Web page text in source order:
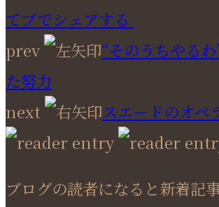
てブでシェアする
prev
“そのうちやる
た努力
next
スエードのオペ
ブログの読者になると新着記